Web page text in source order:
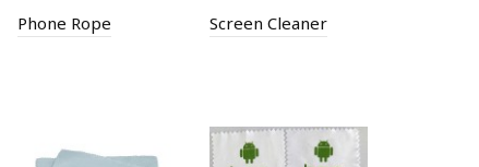
Phone Rope Screen Cleaner